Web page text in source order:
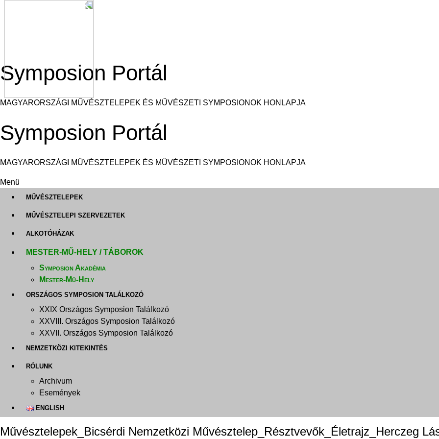
Symposion Portál
MAGYARORSZÁGI MŰVÉSZTELEPEK ÉS MŰVÉSZETI SYMPOSIONOK HONLAPJA
Symposion Portál
MAGYARORSZÁGI MŰVÉSZTELEPEK ÉS MŰVÉSZETI SYMPOSIONOK HONLAPJA
Menü
MŰVÉSZTELEPEK
MŰVÉSZTELEPI SZERVEZETEK
ALKOTÓHÁZAK
MESTER-MŰ-HELY / TÁBOROK
Symposion Akadémia
Mester-Mű-Hely
ORSZÁGOS SYMPOSION TALÁLKOZÓ
XXIX Országos Symposion Találkozó
XXVIII. Országos Symposion Találkozó
XXVII. Országos Symposion Találkozó
NEMZETKÖZI KITEKINTÉS
RÓLUNK
Archivum
Események
ENGLISH
Művésztelepek_Bicsérdi Nemzetközi Művésztelep_Résztvevők_Életrajz_Herczeg